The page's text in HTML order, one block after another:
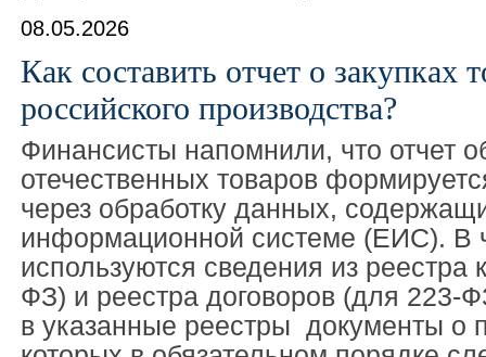
08.05.2026
Как составить отчет о закупках
российского производства?
Финансисты напомнили, что отчет
отечественных товаров
через обработку данных,
информационной системе (ЕИС). В
используются сведения из реестра
ФЗ) и реестра договоров (для 223-
в указанные реестры документы о